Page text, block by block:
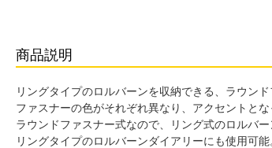
商品説明
リングタイプのロルバーンを収納できる、ラウン
ファスナーの色がそれぞれ異なり、アクセントとな
ラウンドファスナー式なので、リング式のロルバ
リングタイプのロルバーンダイアリーにも使用可能